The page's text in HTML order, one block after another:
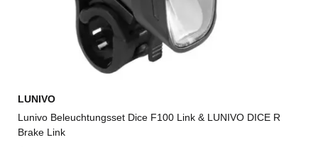
LUNIVO
Lunivo Beleuchtungsset Dice F100 Link & LUNIVO DICE R
Brake Link